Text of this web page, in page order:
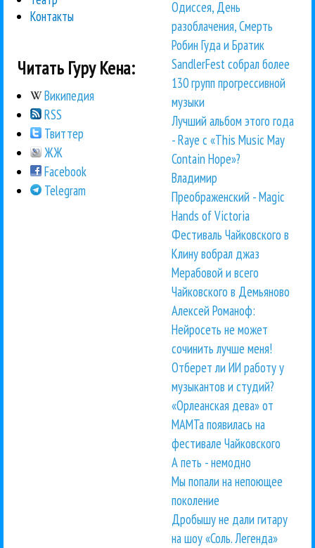
Контакты
Читать Гуру Кена:
Википедия
RSS
Твиттер
ЖЖ
Facebook
Telegram
Одиссея, День
разоблачения, Смерть
Робин Гуда и Братик
SandlerFest собрал более
130 групп прогрессивной
музыки
Лучший альбом этого года
- Raye с «This Music May
Contain Hope»?
Владимир
Преображенский - Magic
Hands of Victoria
Фестиваль Чайковского в
Клину вобрал джаз
Мерабовой и всего
Чайковского в Демьяново
Алексей Романоф:
Нейросеть не может
сочинить лучше меня!
Отберет ли ИИ работу у
музыкантов и студий?
«Орлеанская дева» от
МАМТа появилась на
фестивале Чайковского
А петь - немодно
Мы попали на непоющее
поколение
Дробышу не дали гитару
на шоу «Соль. Легенда»